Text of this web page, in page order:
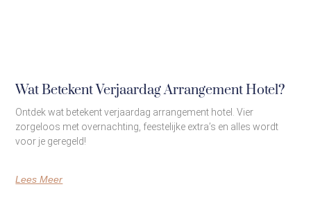
Wat Betekent Verjaardag Arrangement Hotel?
Ontdek wat betekent verjaardag arrangement hotel. Vier
zorgeloos met overnachting, feestelijke extra’s en alles wordt
voor je geregeld!
Lees Meer